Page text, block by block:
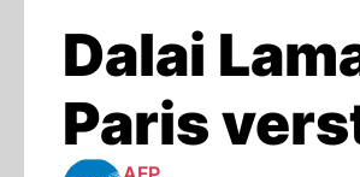
Dalai
Paris